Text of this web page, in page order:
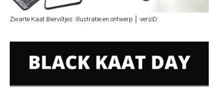
Zwarte Kaat Bierviltjes: illustratie en ontwerp │ versID